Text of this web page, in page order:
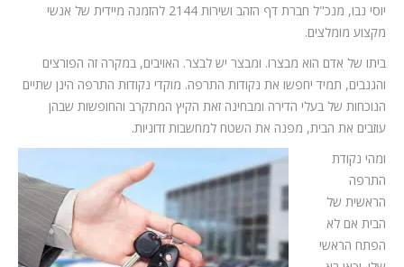
יוסי נבו, מנכ"ל חברת דף הזהב ושירות 2144 להזמנה מיידית של אנשי
מקצוע מומלצים.
ביתו של אדם הוא מבצרו. ומבצר יש לבצר. האויבים, במקרה זה הפורצים
והגנבים, תמיד יחפשו את נקודות התרפה. מוקדי נקודות התרפה הינן שתיים
הנוכחות של בעלי הדירה ומבחינה זאת הקיץ המתקרב והחופשות שבהן
עוזבים את הבית, מפנה את השטח למחשבות זדוניות.
ומהי נקודת
התרפה
הראשית של
הבית אם לא
הפתח הראשי